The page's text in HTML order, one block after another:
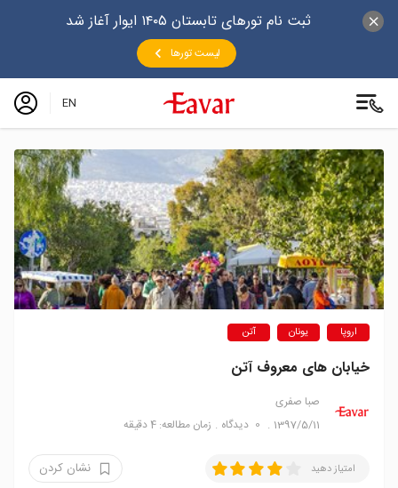
ثبت نام تورهای تابستان ۱۴۰۵ ایوار آغاز شد
لیست تورها
EN
اروپا یونان آتن
خیابان های معروف آتن
صبا صفری
1397/5/11
0 دیدگاه زمان مطالعه: 4 دقیقه
امتیاز دهید نشان کردن